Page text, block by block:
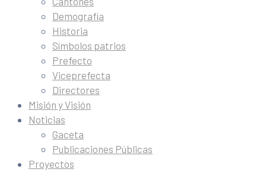
Demografía
Historia
Símbolos patrios
Prefecto
Viceprefecta
Directores
Misión y Visión
Noticias
Gaceta
Publicaciones Públicas
Proyectos